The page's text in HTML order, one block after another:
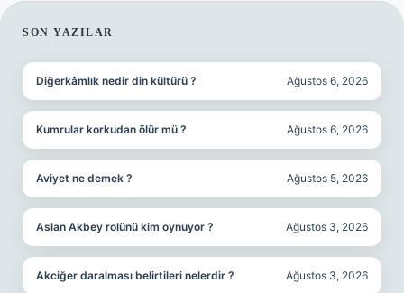
SIDEBAR
SON YAZILAR
Diğerkâmlık nedir din kültürü ? Ağustos 6, 2026
Kumrular korkudan ölür mü ? Ağustos 6, 2026
Aviyet ne demek ? Ağustos 5, 2026
Aslan Akbey rolünü kim oynuyor ? Ağustos 3, 2026
Akciğer daralması belirtileri nelerdir ? Ağustos 3, 2026